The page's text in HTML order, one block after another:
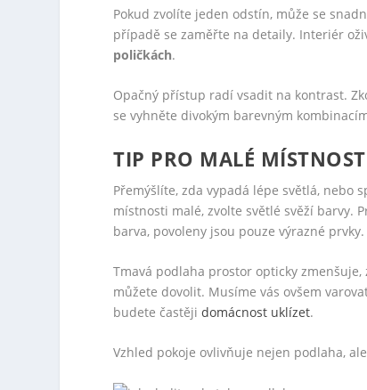
Pokud zvolíte jeden odstín, může se
případě se zaměřte na detaily. Interiér
poličkách.
Opačný přístup radí vsadit na kontrast.
se vyhněte divokým barevným
TIP PRO MALÉ
Přemýšlíte, zda vypadá lépe světlá, nebo
místnosti malé, zvolte světlé svěží barvy.
barva, povoleny jsou pouze výrazné
Tmavá podlaha prostor opticky
můžete dovolit. Musíme vás ovšem
budete častějidomácnost uklízet.
Vzhled pokoje ovlivňuje nejen podlaha,